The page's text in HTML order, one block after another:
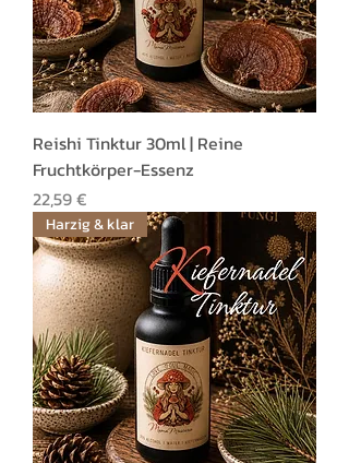
Reishi Tinktur 30ml | Reine
Fruchtkörper-Essenz
Preis
22,59 €
Harzig & klar